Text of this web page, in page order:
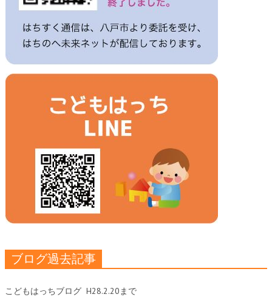
ブログ過去記事
こどもはっちブログ H28.2.20まで